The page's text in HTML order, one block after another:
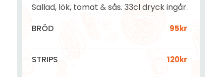
Sallad, lök, tomat & sås. 33cl dryck ingår.
BRÖD
95kr
STRIPS 120kr